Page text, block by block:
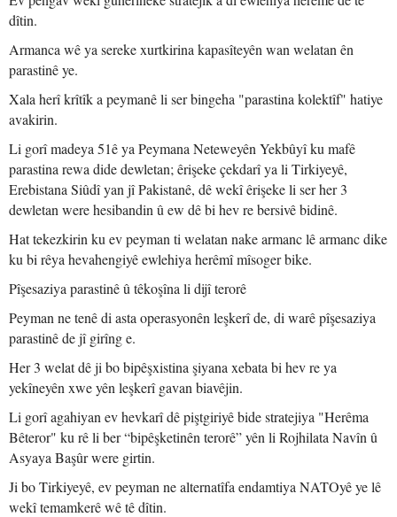
dîtin.
Armanca wê ya sereke xurtkirina kapasîteyên wan welatan ên
parastinê ye.
Xala herî krîtîk a peymanê li ser bingeha "parastina kolektîf" hatiye
avakirin.
Li gorî madeya 51ê ya Peymana Neteweyên Yekbûyî ku mafê
parastina rewa dide dewletan; êrişeke çekdarî ya li Tirkiyeyê,
Erebistana Siûdî yan jî Pakistanê, dê wekî êrişeke li ser her 3
dewletan were hesibandin û ew dê bi hev re bersivê bidinê.
Hat tekezkirin ku ev peyman ti welatan nake armanc lê armanc dike
ku bi rêya hevahengiyê ewlehiya herêmî mîsoger bike.
Pîşesaziya parastinê û têkoşîna li dijî terorê
Peyman ne tenê di asta operasyonên leşkerî de, di warê pîşesaziya
parastinê de jî girîng e.
Her 3 welat dê ji bo bipêşxistina şiyana xebata bi hev re ya
yekîneyên xwe yên leşkerî gavan biavêjin.
Li gorî agahiyan ev hevkarî dê piştgiriyê bide stratejiya "Herêma
Bêteror" ku rê li ber “bipêşketinên terorê” yên li Rojhilata Navîn û
Asyaya Başûr were girtin.
Ji bo Tirkiyeyê, ev peyman ne alternatîfa endamtiya NATOyê ye lê
wekî temamkerê wê tê dîtin.